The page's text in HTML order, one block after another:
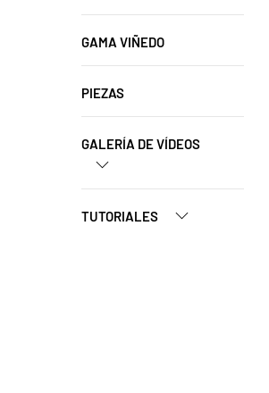
GAMA VIÑEDO
PIEZAS
GALERÍA DE VÍDEOS
TUTORIALES